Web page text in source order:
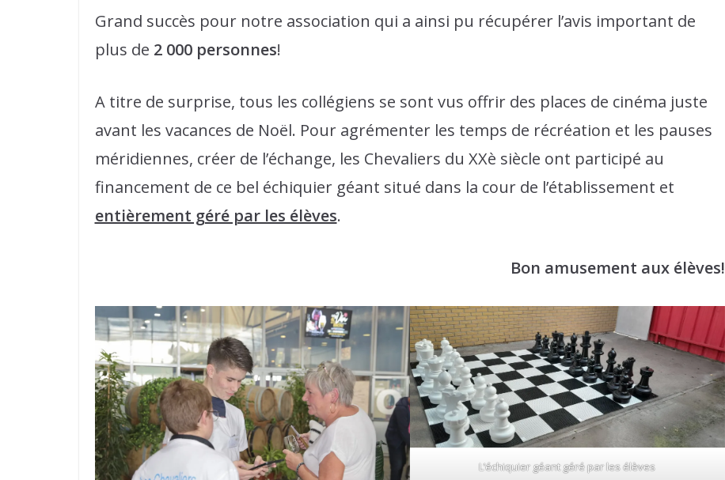
Grand succès pour notre association qui a ainsi pu récupérer l’avis important de
plus de 2 000 personnes!
A titre de surprise, tous les collégiens se sont vus offrir des places de cinéma juste
avant les vacances de Noël. Pour agrémenter les temps de récréation et les pauses
méridiennes, créer de l’échange, les Chevaliers du XXè siècle ont participé au
financement de ce bel échiquier géant situé dans la cour de l’établissement et
entièrement géré par les élèves.
Bon amusement aux élèves!
L’échiquier géant géré par les élèves